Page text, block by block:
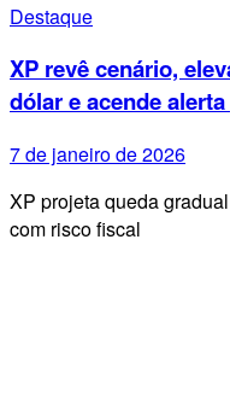
Destaque
XP revê cenário,
dólar e acende
7 de janeiro de 2026
XP projeta queda
com risco fiscal